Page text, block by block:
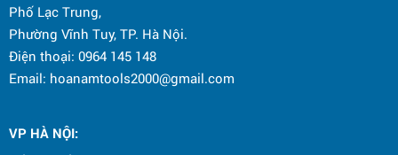
Phố Lạc Trung,
Phường Vĩnh Tuy, TP. Hà Nội.
Điện thoại: 0964 145 148
Email: hoanamtools2000@gmail.com
VP HÀ NỘI: